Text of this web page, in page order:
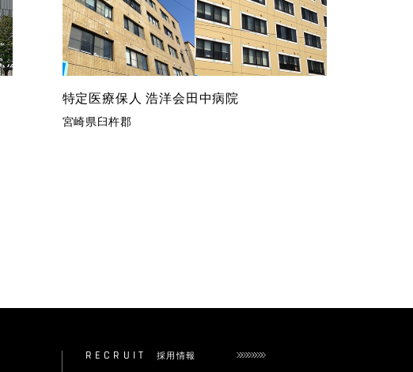
特定医療保人 浩洋会田中病院
宮崎県臼杵郡
採用情報